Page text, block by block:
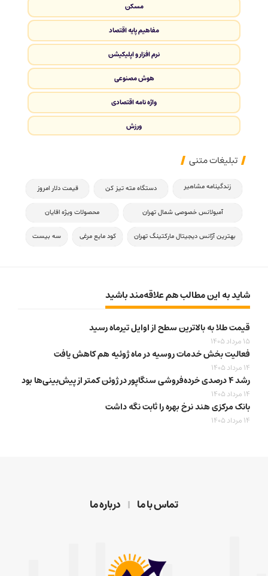
مسکن
مفاهیم پایه اقتصاد
نرم افزار و اپلیکیشن
هوش مصنوعی
واژه نامه اقتصادی
ورزش
تبلیغات متنی
زندگینامه مشاهیر دستگاه مته تیز کن قیمت دلار امروز
آمبولانس خصوصی شمال تهران محصولات ویژه اقایان
بهترین آژانس دیجیتال مارکتینگ تهران کود مایع مرغی سه بیست
شاید به این مطالب هم علاقه‌مند باشید
قیمت طلا به بالاترین سطح از اوایل تیرماه رسید
15 مرداد 1405
فعالیت بخش خدمات روسیه در ماه ژوئیه هم کاهش یافت
14 مرداد 1405
رشد ۴ درصدی خرده‌فروشی سنگاپور در ژوئن کمتر از پیش‌بینی‌ها بود
14 مرداد 1405
بانک مرکزی هند نرخ بهره را ثابت نگه داشت
14 مرداد 1405
تماس با ما درباره ما